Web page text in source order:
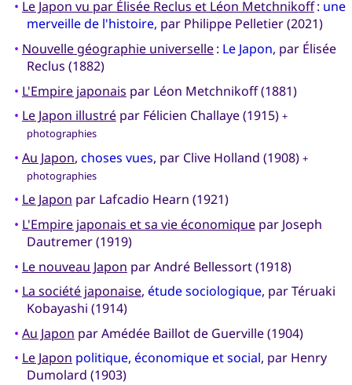
• Le Japon vu par Élisée Reclus et Léon Metchnikoff: une
merveille de l'histoire, par Philippe Pelletier (2021)
• Nouvelle géographie universelle: Le Japon, par Élisée
Reclus (1882)
• L'Empire japonais par Léon Metchnikoff (1881)
• Le Japon illustrépar Félicien Challaye (1915) +
photographies
• Au Japon, choses vues, par Clive Holland (1908) +
photographies
• Le Japon par Lafcadio Hearn (1921)
• L'Empire japonais et sa vie économiquepar Joseph
Dautremer (1919)
• Le nouveau Japon par André Bellessort (1918)
• La société japonaise, étude sociologique, par Téruaki
Kobayashi (1914)
• Au Japon par Amédée Baillot de Guerville (1904)
• Le Japon politique, économique et social, par Henry
Dumolard (1903)